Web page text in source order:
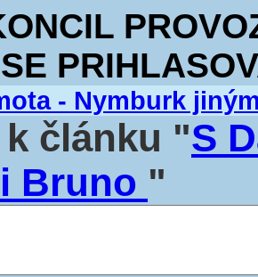
- Nymburk
k článku "S
Bruno "